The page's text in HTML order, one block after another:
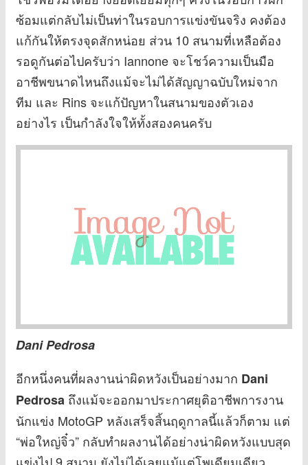
ซ้อมแต่กลับไม่เป็นท่าในรอบการแข่งขันจริง คงต้อง
แก้กันให้ตรงจุดสักหน่อย ส่วน 10 สนามที่เหลือต้อง
รอดูกันต่อไปครับว่า Iannone จะโชว์ความเป็นมือ
อาชีพขนาดไหนถึงแม้จะไม่ได้สัญญาฉบับใหม่จาก
ทีม และ Rins จะแก้ปัญหาในสนามของตัวเอง
อย่างไร เป็นกำลังใจให้ทั้งสองคนครับ
Dani Pedrosa
อีกหนึ่งคนที่ผลงานน่าผิดหวังเป็นอย่างมาก Dani
Pedrosa ถึงแม้จะออกมาประกาศยุติอาชีพการงาน
นักแข่ง MotoGP หลังเสร็จสิ้นฤดูกาลนี้แล้วก็ตาม แต่
“พ่อใหญ่จิ๋ว” กลับทำผลงานได้อย่างน่าผิดหวังแบบสุด